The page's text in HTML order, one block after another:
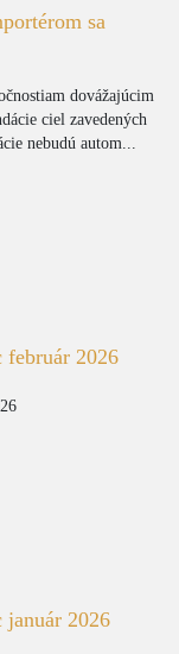
sa
dovážajúcim
ciel zavedených
nebudú autom...
február 2026
január 2026